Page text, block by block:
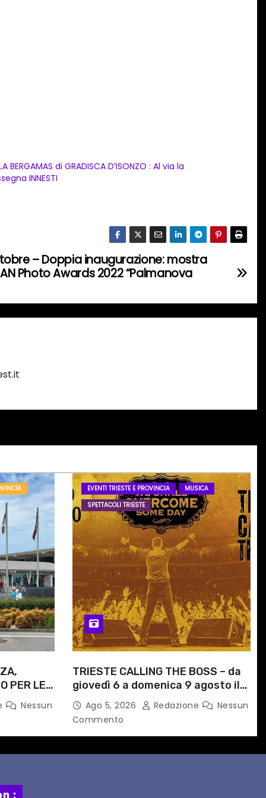
BERGAMAS di GRADISCA D’ISONZO : Al via la
INNESTI
– Doppia inaugurazione: mostra
Photo Awards 2022 “Palmanova
PER LE
Nessun
EVENTI TRIESTE E PROVINCIA
MUSICA
SPETTACOLI TRIESTE
TRIESTE CALLING THE BOSS – da
giovedì 6 a domenica 9 agosto il
festival triestino dedicato a
Springsteen
Ago 5, 2026 Redazione
Nessun
Commento
: